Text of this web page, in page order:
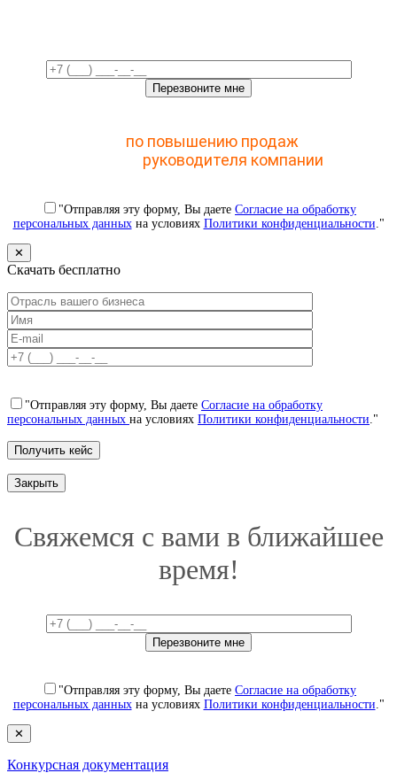
по повышению продаж
руководителя компании
"Отправляя эту форму, Вы даете Согласие на обработку
персональных данныхна условиях Политики конфиденциальности."
✕
Скачать бесплатно
"Отправляя эту форму, Вы даете Согласие на обработку
персональных данных на условиях Политики конфиденциальности."
Закрыть
Свяжемся с вами в ближайшее
время!
"Отправляя эту форму, Вы даете Согласие на обработку
персональных данныхна условиях Политики конфиденциальности."
✕
Конкурсная документация